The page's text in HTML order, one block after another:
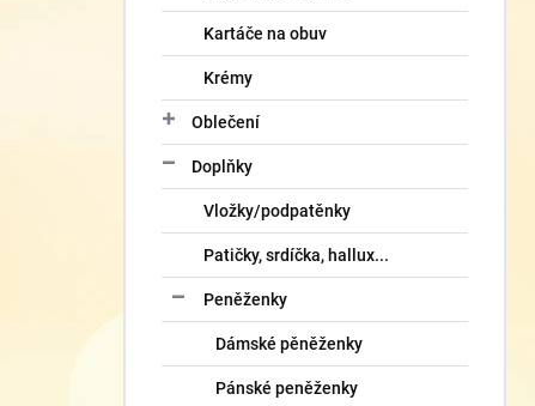
Kartáče na obuv
Krémy
Oblečení
Doplňky
Vložky/podpatěnky
Patičky, srdíčka, hallux...
Peněženky
Dámské pěněženky
Pánské peněženky